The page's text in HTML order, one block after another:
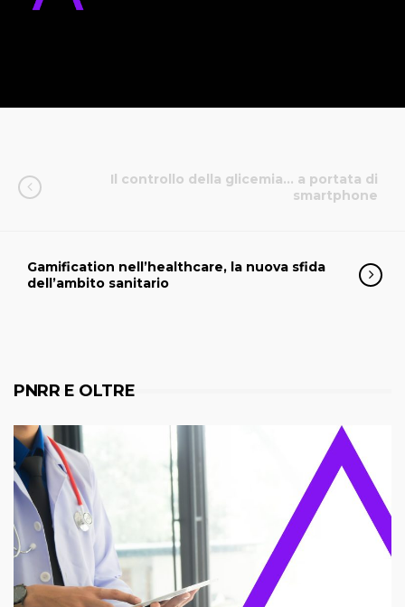
Il controllo della glicemia… a portata di
smartphone
Gamification nell’healthcare, la nuova sfida
dell’ambito sanitario
PNRR E OLTRE